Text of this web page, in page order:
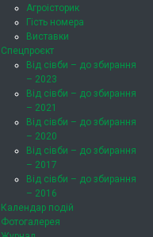
Агроісторик
Гість номера
Виставки
Спецпроєкт
Від сівби – до збирання
– 2023
Від сівби – до збирання
– 2021
Від сівби – до збирання
– 2020
Від сівби – до збирання
– 2017
Від сівби – до збирання
– 2016
Календар подій
Фотогалерея